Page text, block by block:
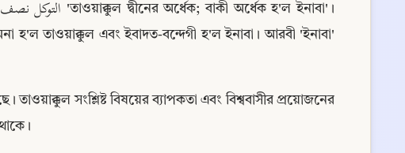
হ'ল তাওয়াক্কুল এবং ইবাদত-বন্দেগী হ'ল ইনাবা। আরবী 'ইনাবা'
সংশ্লিষ্ট বিষয়ের ব্যাপকতা এবং বিশ্ববাসীর প্রয়োজনের